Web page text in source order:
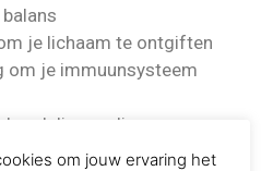
je lichaam te ontgiften
om je immuunsysteem
die
allergieënom jouw ervaring het